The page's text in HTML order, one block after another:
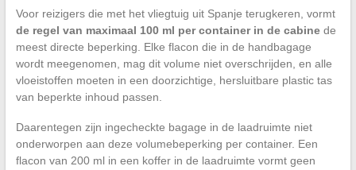
Voor reizigers die met het vliegtuig uit Spanje terugkeren, vormt
de regel van maximaal 100 ml per container in de cabinede
meest directe beperking. Elke flacon die in de handbagage
wordt meegenomen, mag dit volume niet overschrijden, en alle
vloeistoffen moeten in een doorzichtige, hersluitbare plastic tas
van beperkte inhoud passen.
Daarentegen zijn ingecheckte bagage in de laadruimte niet
onderworpen aan deze volumebeperking per container. Een
flacon van 200 ml in een koffer in de laadruimte vormt geen